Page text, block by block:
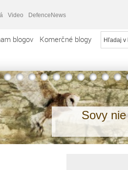
Video DefenceNews
blogov Komerčné blogy
Sovy